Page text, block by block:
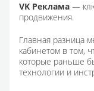
VK Реклама —
продвижения.
Главная разница
кабинетом в том,
которые раньше
технологии и